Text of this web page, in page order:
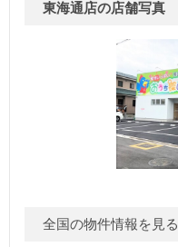
東海通店の店舗写真
全国の物件情報を見る